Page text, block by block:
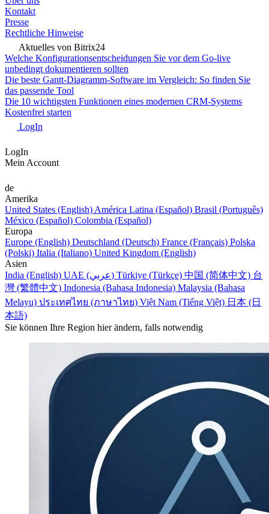
Kontakt
Presse
Rechtliche Hinweise
Aktuelles von Bitrix24
Welche Konfigurationsentscheidungen Sie vor dem Go-live
unbedingt dokumentieren sollten
Die beste Gantt-Diagramm-Software im Vergleich: So finden Sie
das passende Tool
Die 10 wichtigsten Funktionen eines modernen CRM-Systems
Kostenfrei starten
LogIn
LogIn
Mein Account
de
Amerika
United States (English) América Latina (Español) Brasil (Português)
México (Español) Colombia (Español)
Europa
Europe (English) Deutschland (Deutsch) France (Français) Polska
(Polski) Italia (Italiano) United Kingdom (English)
Asien
India (English)
UAE (عربي) Türkiye (Türkçe) 中国 (简体中文) 台
灣 (繁體中文) Indonesia (Bahasa Indonesia) Malaysia (Bahasa
Melayu) ประเทศไทย (ภาษาไทย) Việt Nam (Tiếng Việt) 日本 (日
本語)
Sie können Ihre Region hier ändern, falls notwendig